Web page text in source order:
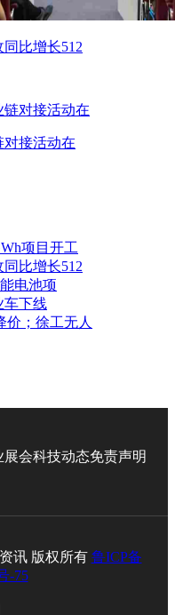
比增长512
对接活动在
项目开工
比增长512
电池项
车下线
价；徐工无人
展会科技动态免责声明
讯 版权所有 鲁ICP备
-75